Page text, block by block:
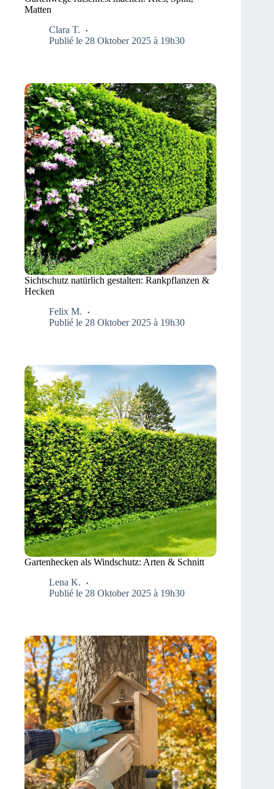
Matten
Clara T.
Publié le 28 Oktober 2025 à 19h30
Sichtschutz natürlich gestalten: Rankpflanzen &
Hecken
Felix M.
Publié le 28 Oktober 2025 à 19h30
Gartenhecken als Windschutz: Arten & Schnitt
Lena K.
Publié le 28 Oktober 2025 à 19h30